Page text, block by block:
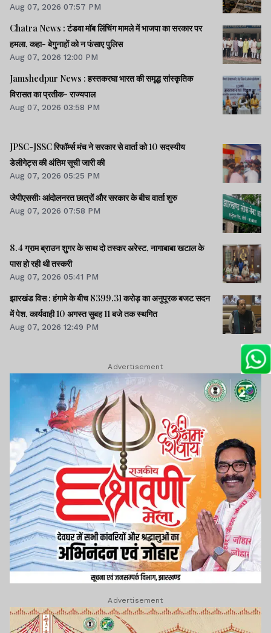
Aug 07, 2026 07:57 PM
Chatra News : टंडवा मॉब लिंचिंग मामले में भाजपा का सरकार पर
हमला, कहा- बेगुनाहों को न फंसाए पुलिस
Aug 07, 2026 12:00 PM
Jamshedpur News : हस्तकरघा भारत की समृद्ध सांस्कृतिक
विरासत का प्रतीक- राज्यपाल
Aug 07, 2026 03:58 PM
JPSC-JSSC रिफॉर्म्स मंच ने सरकार से वार्ता को 10 सदस्यीय
डेलीगेट्स की अंतिम सूची जारी की
Aug 07, 2026 05:25 PM
जेपीएससीः आंदोलनरत छात्रों और सरकार के बीच वार्ता शुरु
Aug 07, 2026 07:58 PM
8.4 ग्राम ब्राउन शुगर के साथ दो तस्कर अरेस्ट, नागाबाबा खटाल के
पास हो रही थी तस्करी
Aug 07, 2026 05:41 PM
झारखंड विस : हंगामे के बीच 8399.31 करोड़ का अनुपूरक बजट सदन
में पेश, कार्यवाही 10 अगस्त सुबह 11 बजे तक स्थगित
Aug 07, 2026 12:49 PM
Advertisement
Advertisement